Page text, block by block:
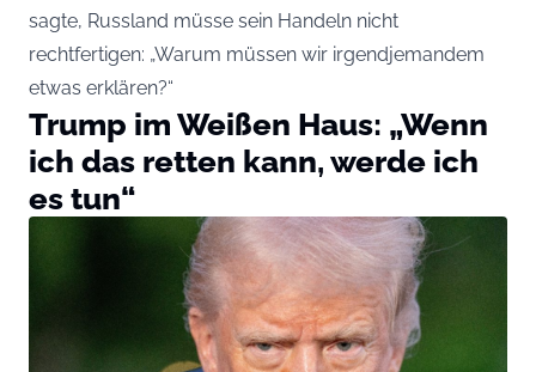
sagte, Russland müsse sein Handeln nicht
rechtfertigen: „Warum müssen wir irgendjemandem
etwas erklären?“
Trump im Weißen Haus: „Wenn
ich das retten kann, werde ich
es tun“